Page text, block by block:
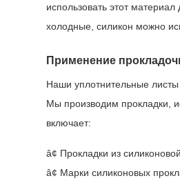
использовать этот
холодные, силикон можно
Применение
Наши уплотнительные
Мы производим прокладки,
включает:
â¢ Прокладки из
â¢ Марки силиконовых